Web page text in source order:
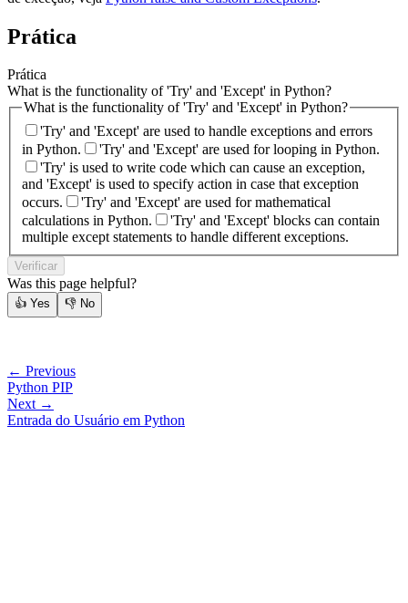
Prática
Prática
What is the functionality of 'Try' and 'Except' in Python?
What is the functionality of 'Try' and 'Except' in Python?
'Try' and 'Except' are used to handle exceptions and errors
in Python.
'Try' and 'Except' are used for looping in Python.
'Try' is used to write code which can cause an exception,
and 'Except' is used to specify action in case that exception
occurs.
'Try' and 'Except' are used for mathematical
calculations in Python.
'Try' and 'Except' blocks can contain
multiple except statements to handle different exceptions.
Verificar
Was this page helpful?
👍 Yes 👎 No
← Previous
Python PIP
Next →
Entrada do Usuário em Python